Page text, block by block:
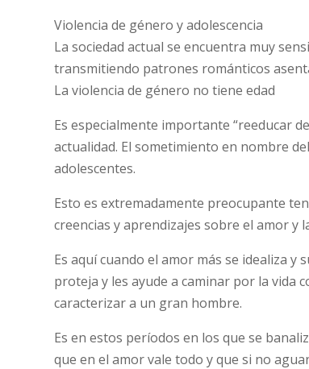
Violencia de género y adolescencia
La sociedad actual se encuentra muy
transmitiendo patrones románticos
La violencia de género no tiene edad
Es especialmente importante “reeducar
actualidad. El sometimiento en nombre
adolescentes.
Esto es extremadamente preocupante
creencias y aprendizajes sobre el amor y
Es aquí cuando el amor más se idealiza y
proteja y les ayude a caminar por la vida
caracterizar a un gran hombre.
Es en estos períodos en los que se
que en el amor vale todo y que si no